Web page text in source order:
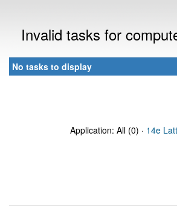
Invalid tasks for
No tasks to display
Application: All (0) · 14e